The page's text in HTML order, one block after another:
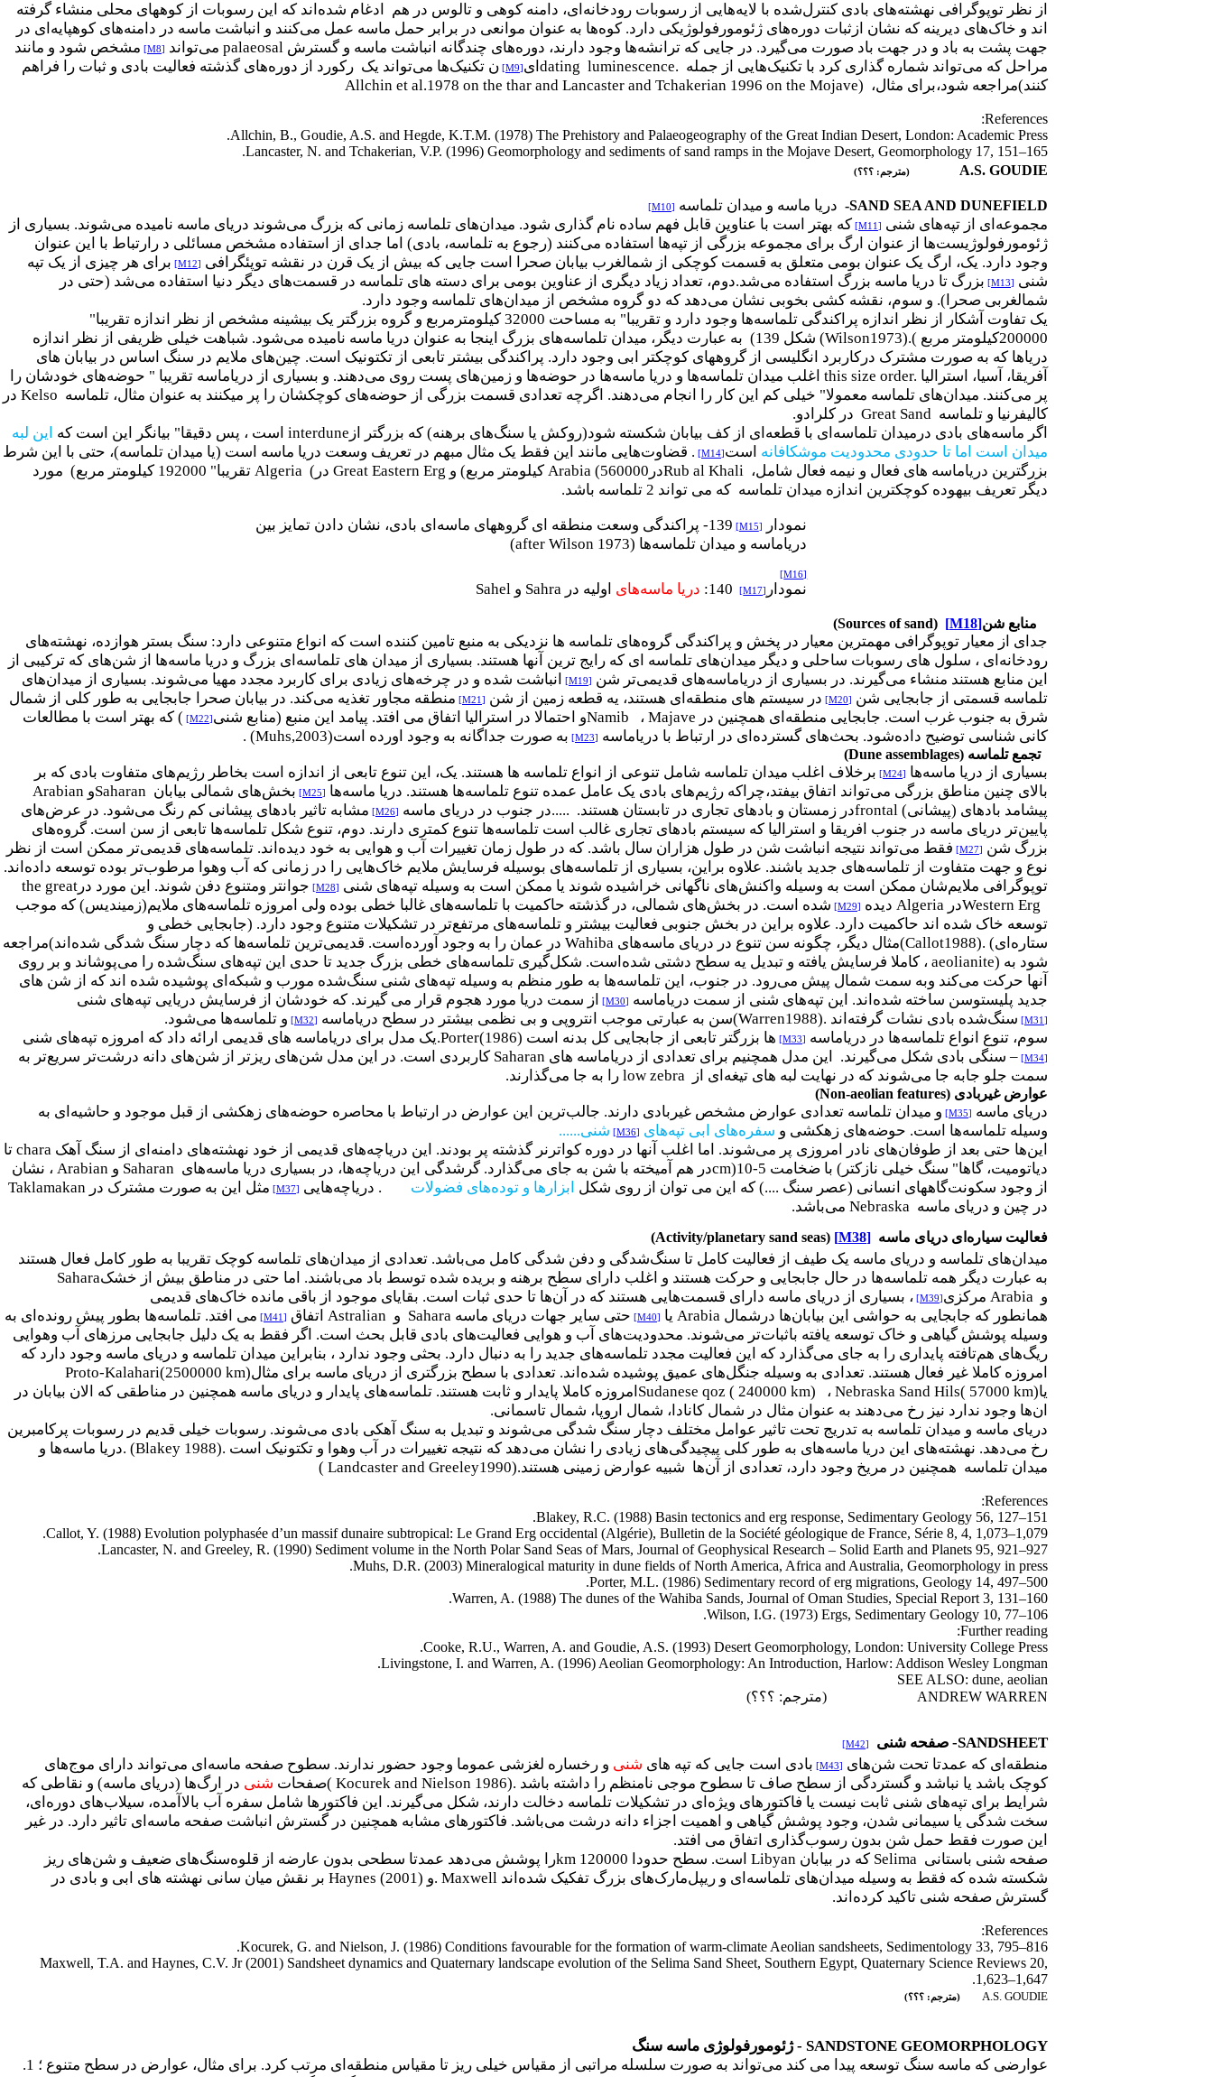
از نظر توپوگرافی نهشته‌های بادی کنترل‌شده با لایه‌هایی از رسوبات رودخانه‌ای، دامنه کوهی و تالوس در هم ادغام شده‌اند که این رسوبات از کوههای محلی منشاء گرفته
اند و خاک‌های دیرینه که نشان ازثبات دوره‌های ژئومورفولوژیکی دارد. کوه‌ها به عنوان موانعی در برابر حمل ماسه عمل می‌کنند و انباشت ماسه در دامنه‌های کوهپایه‌ای در
جهت پشت به باد و در جهت باد صورت می‌گیرد. در جایی که ترانشه‌ها وجود دارند، دوره‌های چندگانه انباشت ماسه و گسترش palaeosal می‌تواند [M8]
مشخص شود و مانند
مراحل که می‌تواند شماره گذاری کرد با تکنیک‌هایی از جمله dating luminescence. ای [M9]
ن تکنیک‌ها می‌تواند یک رکورد از دوره‌های گذشته فعالیت بادی و ثبات را فراهم
کنند(مراجعه شود،برای مثال، Allchin et al.1978 on the thar and Lancaster and Tchakerian 1996 on the Mojave)
References:
Allchin, B., Goudie, A.S. and Hegde, K.T.M. (1978) The Prehistory and Palaeogeography of the Great Indian Desert, London: Academic Press.
Lancaster, N. and Tchakerian, V.P. (1996) Geomorphology and sediments of sand ramps in the Mojave Desert, Geomorphology 17, 151–165.
A.S. GOUDIE
(مترجم: ؟؟؟)
SAND SEA AND DUNEFIELD
- دریا ماسه و میدان تلماسه [M10]
مجموعه‌ای از تپه‌های شنی [M11]
که بهتر است با عناوین قابل فهم ساده نام گذاری شود. میدان‌های تلماسه زمانی که بزرگ می‌شوند دریای ماسه نامیده می‌شوند. بسیاری از
ژئومورفولوژیست‌ها از عنوان ارگ برای مجموعه بزرگی از تپه‌ها استفاده می‌کنند (رجوع به تلماسه، بادی) اما جدای از استفاده مشخص مسائلی د رارتباط با این عنوان
وجود دارد. یک، ارگ یک عنوان بومی متعلق به قسمت کوچکی از شمالغرب بیابان صحرا است جایی که بیش از یک قرن در نقشه توپئگرافی [M12] برای هر چیزی از یک تپه
شنی
[M13]
بزرگ تا دریا ماسه بزرگ استفاده می‌شد.دوم، تعداد زیاد دیگری از عناوین بومی برای دسته های تلماسه در قسمت‌های دیگر دنیا استفاده می‌شد (حتی در
شمالغربی صحرا). و سوم، نقشه کشی بخوبی نشان می‌دهد که دو گروه مشخص از میدان‌های تلماسه وجود دارد.
یک تفاوت آشکار از نظر اندازه پراکندگی تلماسه‌ها وجود دارد و تقریبا" به مساحت 32000 کیلومترمربع و گروه بزرگتر یک بیشینه مشخص از نظر اندازه تقریبا"
200000کیلومتر مربع
(Wilson1973).(
شکل 139) به عبارت دیگر، میدان تلماسه‌های بزرگ اینجا به عنوان دریا ماسه نامیده می‌شود. شباهت خیلی ظریفی از نظر اندازه
دریاها که به صورت مشترک درکاربرد انگلیسی از گروههای کوچکتر ابی وجود دارد. پراکندگی بیشتر تابعی از تکتونیک است. چین‌های ملایم در سنگ اساس در بیابان ‌های
آفریقا، آسیا، استرالیا this size order. اغلب میدان تلماسه‌ها و دریا ماسه‌‌ها در حوضه‌ها و زمین‌های پست روی می‌دهند. و بسیاری از دریاماسه تقریبا " حوضه‌های خودشان را
پر می‌کنند. میدان‌های تلماسه معمولا" خیلی کم این کار را انجام می‌دهند. اگرچه تعدادی قسمت بزرگی از حوضه‌های کوچکشان را پر میکنند به عنوان مثال، تلماسه Kelso در
کالیفرنیا و تلماسه Great Sand در کلرادو.
اگر ماسه‌های بادی درمیدان تلماسه‌ای با قطعه‌ای از کف بیابان شکسته شود(روکش یا سنگ‌های برهنه) که بزرگتر از interdune است ، پس دقیقا" بیانگر این است که این لبه
میدان است اما تا حدودی محدودیت موشکافانه است [M14]
. قضاوت‌‌هایی مانند این فقط یک مثال مبهم در تعریف وسعت دریا ماسه است (یا میدان تلماسه)، حتی با این شرط
بزرگترین دریاماسه ‌های فعال و نیمه فعال شامل، Rub al Khaliدر Arabia (560000 کیلومتر مربع) و Great Eastern Erg در Algeria (
تقریبا" 192000 کیلومتر مربع) مورد
دیگر تعریف بیهوده کوچکترین اندازه میدان تلماسه که می تواند 2 تلماسه باشد
.
نمودار [M15]
139- پراکندگی وسعت منطقه ای گروههای ماسه‌ای بادی، نشان دادن تمایز بین
دریاماسه و میدان تلماسه‌ها (after Wilson 1973
)
[M16]
نمودار [M17] دریا ماسه‌های اولیه در Sahra و Sahel
منابع شن[M18]
(
Sources of sand
)
جدای از معیار توپوگرافی مهمترین معیار در پخش و پراکندگی گروه‌های تلماسه ها نزدیکی به منبع تامین کننده است که انواع متنوعی دارد: سنگ بستر هوازده، نهشته‌های
رودخانه‌ای ، سلول های رسوبات ساحلی و دیگر میدان‌های تلماسه ای که رایج ترین آنها هستند. بسیاری از میدان های تلماسه‌ای بزرگ و دریا ماسه‌ها از شن‌های که ترکیبی از
این منابع هستند منشاء می‌گیرند. در بسیاری از دریاماسه‌های قدیمی‌تر شن [M19]
انباشت شده و در چرخه‌های زیادی برای کاربرد مجدد مهیا‌ می‌شوند. بسیاری از میدان‌های
تلماسه قسمتی از جابجایی شن [M20] در سیستم های منطقه‌ای هستند، یه قطعه زمین از شن [M21]
منطقه مجاور تغذیه می‌کند. در بیابان صحرا جابجایی به طور کلی از شمال
شرق به جنوب غرب است. جابجایی منطقه‌ای همچنین در Majave ، Namibو احتمالا در استرالیا اتفاق می افتد. پیامد این منبع (منابع شنی [M22]
) که بهتر است با مطالعات
کانی شناسی توضیح داده‌شود. بحث‌های گسترده‌ای در ارتباط با دریاماسه [M23] به صورت جداگانه به وجود اورده است. (Muhs,2003)
تجمع تلماسه (Dune assemblages
)
بسیاری از دریا ماسه‌ها [M24]
برخلاف اغلب میدان‌ تلماسه شامل تنوعی از انواع تلماسه ها هستند. یک، این تنوع تابعی از اندازه است بخاطر رژیم‌های متفاوت بادی که بر
بالای چنین مناطق بزرگی می‌تواند اتفاق بیفتد،چراکه رژیم‌های بادی یک عامل عمده تنوع تلماسه‌ها هستند. دریا ماسه‌ها [M25] بخش‌های شمالی بیابان Saharanو Arabian
پیشامد بادهای (پیشانی) frontalدر زمستان و بادهای تجاری در تابستان هستند. .....در جنوب در دریای ماسه [M26]
مشابه تاثیر بادهای پیشانی کم رنگ می‌شود. در عرض‌های
پایین‌تر دریای ماسه در جنوب افریقا و استرالیا که سیستم بادهای تجاری غالب است تلماسه‌ها تنوع کمتری دارند. دوم، تنوع شکل تلماسه‌ها تابعی از سن است. گروه‌های
بزرگ شن [M27]
فقط می‌تواند نتیجه انباشت شن در طول هزاران سال باشد. که در طول زمان تغییرات آب و هوایی به خود دیده‌اند. تلماسه‌های قدیمی‌تر ممکن است از نظر
نوع و جهت متفاوت از تلماسه‌های جدید باشند. علاوه براین، بسیاری از تلماسه‌های بوسیله فرسایش ملایم خاک‌هایی را در زمانی که آب وهوا مرطوب‌تر بوده توسعه داده‌اند.
توپوگرافی ملایم‌شان ممکن است به وسیله واکنش‌های ناگهانی خراشیده شوند یا ممکن است به وسیله تپه‌های شنی [M28] جوانتر ومتنوع دفن شوند. این مورد در the great
Western Ergدر Algeria دیده [M29]
شده است. در بخش‌های شمالی، در گذشته حاکمیت با تلماسه‌های غالبا خطی بوده ولی امروزه تلماسه‌های ملایم(زمیندیس) که موجب
توسعه خاک شده اند حاکمیت دارد. علاوه براین در بخش جنوبی فعالیت بیشتر و تلماسه‌های مرتفع‌تر در تشکیلات متنوع وجود دارد. (جابجایی خطی و
ستاره‌ای) (Callot1988).مثال دیگر، چگونه سن تنوع در دریای ماسه‌های Wahiba در عمان را به وجود آورده‌است. قدیمی‌ترین تلماسه‌ها که دچار سنگ شدگی شده‌اند(مراجعه
شود به aeolianite) ، کاملا فرسایش یافته و تبدیل یه سطح دشتی شده‌است. شکل‌گیری تلماسه‌های خطی بزرگ جدید تا حدی این تپه‌های سنگ‌شده را می‌پوشاند و بر روی
آنها حرکت می‌کند وبه سمت شمال پیش می‌رود. در جنوب، این تلماسه‌ها به طور منظم به وسیله تپه‌های شنی سنگ‌شده مورب و شبکه‌ای پوشیده شده اند که از شن ‌های
جدید پلیستوسن ساخته شده‌اند. این تپه‌های شنی از سمت دریاماسه [M30] از سمت دریا مورد هجوم قرار می گیرند. که خودشان از فرسایش دریایی تپه‌های شنی
[M31] سنگ‌شده بادی نشات گرفته‌اند (Warren1988).سن به عبارتی موجب انتروپی و بی نظمی بیشتر در سطح دریاماسه [M32] و تلماسه‌ها می‌شود.
سوم، تنوع انواع تلماسه‌ها در دریاماسه [M33] ها بزرگتر تابعی از جابجایی کل بدنه است .Porter(1986)یک مدل برای دریاماسه های قدیمی ارائه داد که امروزه تپه‌های شنی
[M34]
– سنگی بادی شکل می‌گیرند. این مدل همچنیم برای تعدادی از دریاماسه های Saharan کاربردی است. در این مدل شن‌های ریزتر از شن‌های دانه درشت‌تر سریع‌تر به
سمت جلو جابه جا می‌شوند که در نهایت لبه های تیغه‌ای از
low zebra را به جا می‌گذارند.
عوارض غیربادی (Non-aeolian features
)
دریای ماسه [M35]
و میدان تلماسه تعدادی عوارض مشخص غیربادی دارند. جالب‌ترین این عوارض در ارتباط با محاصره حوضه‌های زهکشی از قبل موجود و حاشیه‌ای به
وسیله تلماسه‌ها است. حوضه‌های زهکشی و سفره‌های ابی تپه‌های [M36] شنی......
این‌ها حتی بعد از طوفان‌های نادر امروزی پر ‌می‌شوند. اما اغلب آنها در دوره کواترنر گذشته پر بودند. این دریاچه‌های قدیمی از خود نهشته‌های دامنه‌ای از سنگ آهک chara تا
دیاتومیت، گاها" سنگ خیلی نازکتر ( با ضخامت 5-10 cm)در هم آمیخته با شن به جای می‌گذارد. گرشدگی این دریاچه‌ها، در بسیاری دریا ماسه‌های Saharan و Arabian ، نشان
از وجود سکونت‌گاههای انسانی (عصر سنگ ....) که این می توان از روی شکل ابزارها و توده‌های فضولات . دریاچه‌هایی [M37] مثل این به صورت مشترک در Taklamakan
در چین و دریای ماسه Nebraska می‌باشد.
فعالیت سیاره‌ای دریای ماسه [M38]
(
Activity/planetary sand seas
)
میدان‌های تلماسه و دریای ماسه یک طیف از فعالیت کامل تا سنگ‌شدگی و دفن شدگی کامل می‌باشد. تعدادی از میدان‌های تلماسه کوچک تقریبا به طور کامل فعال هستند
به عبارت دیگر همه تلماسه‌ها در حال جابجایی و حرکت هستند و اغلب دارای سطح برهنه و بریده شده توسط باد می‌باشند. اما حتی در مناطق بیش از خشکSahara
و Arabia مرکزی [M39]
، بسیاری از دریای ماسه دارای قسمت‌هایی هستند که در آن‌ها تا حدی ثبات است. بقایای موجود از باقی مانده خاک‌های قدیمی
همانطور که جابجایی به حواشی این بیابان‌ها درشمال Arabia یا [M40] حتی سایر جهات دریای ماسه Sahara و Astralian اتفاق [M41]
می افتد. تلماسه‌ها بطور پیش رونده‌ای به
وسیله پوشش گیاهی و خاک توسعه یافته باثبات‌تر می‌شوند. محدودیت‌های آب و هوایی فعالیت‌های بادی قابل بحث است. اگر فقط به یک دلیل جابجایی مرزهای آب وهوایی
ریگ‌های هم‌تافته پایداری را به جای می‌گذارد که این فعالیت مجدد تلماسه‌های جدید را به دنبال دارد. بحثی وجود ندارد ، بنابراین میدان تلماسه و دریای ماسه وجود دارد که
امروزه کاملا غیر فعال هستند. تعدادی به وسیله جنگل‌های عمیق پوشیده شده‌اند. تعدادی با سطح بزرگتری از دریای ماسه برای مثالProto-Kalahari(2500000 km)
یاNebraska Sand Hils( 57000 km) ، Sudanese qoz ( 240000 km) امروزه کاملا پایدار و ثابت هستند. تلماسه‌های پایدار و دریای ماسه همچنین در مناطقی که الان بیابان در
ان‌ها وجود ندارد نیز رخ ‌می‌دهند به عنوان مثال در شمال کانادا، شمال اروپا، شمال تاسمانی.
دریای ماسه و میدان تلماسه به تدریج تحت تاثیر عوامل مختلف دچار سنگ شدگی می‌شوند و تبدیل به سنگ آهکی بادی می‌شوند. رسوبات خیلی قدیم در رسوبات پرکامبرین
رخ می‌دهد. نهشته‌های این دریا ماسه‌های به طور کلی پیچیدگی‌های زیادی را نشان می‌دهد که نتیجه تغییرات در آب و‌هوا و تکتونیک است . (Blakey 1988).دریا ماسه‌ها و
میدان تلماسه همچنین در مریخ وجود دارد، تعدادی از آن‌ها شبیه عوارض زمینی هستند( Landcaster and Greeley1990).
References:
Blakey, R.C. (1988) Basin tectonics and erg response, Sedimentary Geology 56, 127–151.
Callot, Y. (1988) Evolution polyphasée d’un massif dunaire subtropical: Le Grand Erg occidental (Algérie), Bulletin de la Société géologique de France, Série 8, 4, 1,073–1,079.
Lancaster, N. and Greeley, R. (1990) Sediment volume in the North Polar Sand Seas of Mars, Journal of Geophysical Research – Solid Earth and Planets 95, 921–927.
Muhs, D.R. (2003) Mineralogical maturity in dune fields of North America, Africa and Australia, Geomorphology in press.
Porter, M.L. (1986) Sedimentary record of erg migrations, Geology 14, 497–500.
Warren, A. (1988) The dunes of the Wahiba Sands, Journal of Oman Studies, Special Report 3, 131–160.
Wilson, I.G. (1973) Ergs, Sedimentary Geology 10, 77–106.
Further reading:
Cooke, R.U., Warren, A. and Goudie, A.S. (1993) Desert Geomorphology, London: University College Press.
Livingstone, I. and Warren, A. (1996) Aeolian Geomorphology: An Introduction, Harlow: Addison Wesley Longman.
SEE ALSO: dune, aeolian
ANDREW WARREN
(مترجم: ؟؟؟)
SANDSHEET
- صفحه شنی [M42]
منطقه‌ای که عمدتا تحت شن‌های [M43] بادی است جایی که تپه های شنی و رخساره لغزشی عموما وجود حضور ندارند. سطوح صفحه ماسه‌ای می‌تواند دارای موج‌های
کوچک باشد یا نباشد و گستردگی از سطح صاف تا سطوح موجی نامنظم را داشته باشد ( Kocurek and Nielson 1986).صفحات شنی در ارگ‌ها (دریای ماسه) و نقاطی که
شرایط برای تپه‌های شنی ثابت نیست یا فاکتورهای ویژه‌ای در تشکیلات تلماسه دخالت دارند، شکل می‌گیرند. این فاکتورها شامل سفره آب بالاآمده، سیلاب‌های دوره‌ای،
سخت شدگی یا سیمانی شدن، وجود پوشش گیاهی و اهمیت اجزاء دانه درشت می‌باشد. فاکتورهای مشابه همچنین در گسترش انباشت صفحه ماسه‌ای تاثیر دارد. در غیر
این صورت فقط حمل شن بدون رسوب‌گذاری اتفاق می افتد.
صفحه شنی باستانی Selima که در بیابان Libyan است. سطح حدودا 120000 kmرا پوشش می‌دهد عمدتا سطحی بدون عارضه از قلوه‌سنگ‌های ضعیف و شن‌های ریز
شکسته شده که فقط به وسیله میدان‌های تلماسه‌ای و ریپل‌مارک‌های بزرگ تفکیک شده‌اند . Maxwellو Haynes (2001) بر نقش میان سانی نهشته های ابی و بادی در
گسترش صفحه شنی تاکید کرده‌اند.
References:
Kocurek, G. and Nielson, J. (1986) Conditions favourable for the formation of warm-climate Aeolian sandsheets, Sedimentology 33, 795–816.
Maxwell, T.A. and Haynes, C.V. Jr (2001) Sandsheet dynamics and Quaternary landscape evolution of the Selima Sand Sheet, Southern Egypt, Quaternary Science Reviews 20,
1,623–1,647.
A.S. GOUDIE (مترجم: ؟؟؟)
SANDSTONE GEOMORPHOLOGY - ژئومورفولوژی ماسه سنگ
عوارضی که ماسه سنگ توسعه پیدا می کند می‌تواند به صورت سلسله مراتبی از مقیاس خیلی ریز تا مقیاس منطقه‌ای مرتب کرد. برای مثال، عوارض در سطح متنوع ؛ 1.